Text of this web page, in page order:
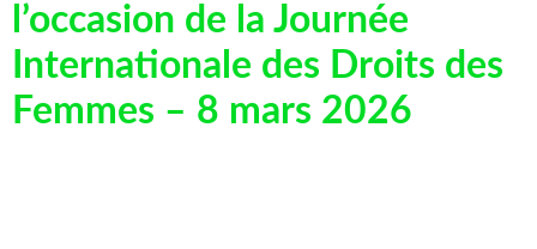
l’occasion de la Journée
Internationale des Droits des
Femmes – 8 mars 2026